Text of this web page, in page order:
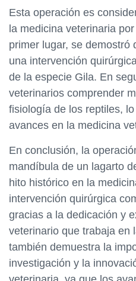
Esta operación es
la medicina veterinaria
primer lugar, se demostró
una intervención
de la especie Gila. En
veterinarios comprender
fisiología de los reptiles,
avances en la medicina
En conclusión, la
mandíbula de un lagarto
hito histórico en la
intervención quirúrgica
gracias a la dedicación y
veterinario que trabaja en
también demuestra la
investigación y la